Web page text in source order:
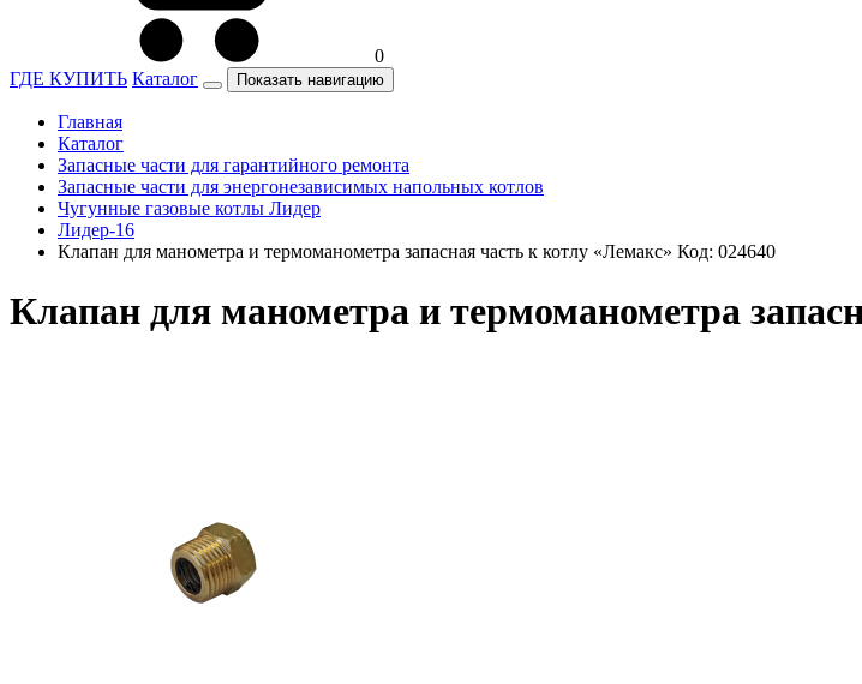
0
ГДЕ КУПИТЬ Каталог Показать навигацию
Главная
Каталог
Запасные части для гарантийного ремонта
Запасные части для энергонезависимых напольных котлов
Чугунные газовые котлы Лидер
Лидер-16
Клапан для манометра и термоманометра запасная часть к котлу «Лемакс» Код: 024640
Клапан для манометра и термоманометра